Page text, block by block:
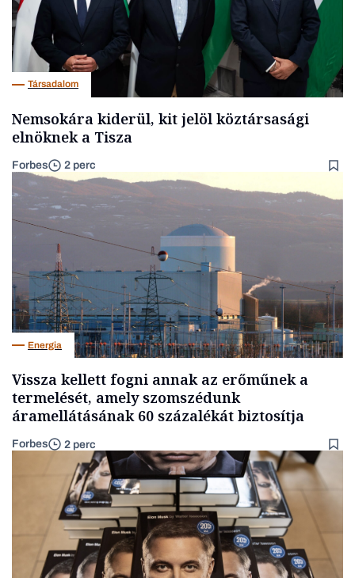
Társadalom
Nemsokára kiderül, kit jelöl köztársasági
elnöknek a Tisza
Forbes 2 perc
Energia
Vissza kellett fogni annak az erőműnek a
termelését, amely szomszédunk
áramellátásának 60 százalékát biztosítja
Forbes 2 perc